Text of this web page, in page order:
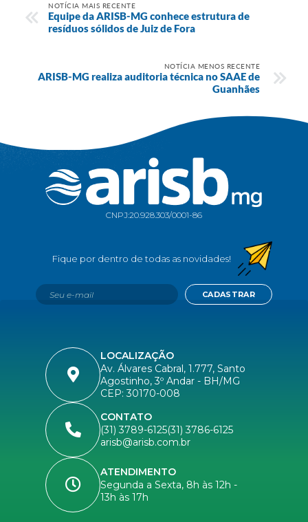
NOTÍCIA MAIS RECENTE
Equipe da ARISB-MG conhece estrutura de
resíduos sólidos de Juiz de Fora
NOTÍCIA MENOS RECENTE
ARISB-MG realiza auditoria técnica no SAAE de
Guanhães
CNPJ:20.928.303/0001-86
LOCALIZAÇÃO
Av. Álvares Cabral, 1.777, Santo
Agostinho, 3º Andar - BH/MG
CEP: 30170-008
CONTATO
(31) 3789-6125(31) 3786-6125
arisb@arisb.com.br
ATENDIMENTO
Segunda a Sexta, 8h às 12h -
13h às 17h
CADASTRAR